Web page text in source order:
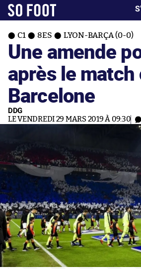
C1 8ES LYON-BARÇA (0-0)
Une amende
après le
Barcelone
DDG
LE VENDREDI 29 MARS 2019 À 09:30